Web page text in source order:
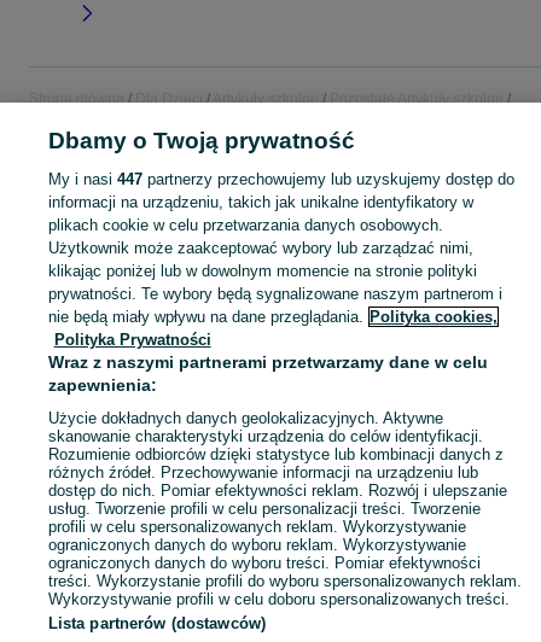
Strona główna Dla Dzieci Artykuły szkolne
Pozostałe Artykuły szkolne
Toruń
KATEGORIA
bidon szkolny,worek na obuwie,śniadaniówka szkolna Zobacz
Mapa kategorii
Mapa miejscowości
Mapa ministron
Popularne wyszukiwania
Dbamy o Twoją prywatność
My i nasi 447partnerzy przechowujemy lub uzyskujemy dostęp do
informacji na urządzeniu, takich jak unikalne identyfikatory w
plikach cookie w celu przetwarzania danych osobowych.
Użytkownik może zaakceptować wybory lub zarządzać nimi,
klikając poniżej lub w dowolnym momencie na stronie polityki
prywatności. Te wybory będą sygnalizowane naszym partnerom i
nie będą miały wpływu na dane przeglądania. Polityka cookies,
Polityka Prywatności
Wraz z naszymi partnerami przetwarzamy dane w celu
zapewnienia:
Użycie dokładnych danych geolokalizacyjnych. Aktywne
skanowanie charakterystyki urządzenia do celów identyfikacji.
Rozumienie odbiorców dzięki statystyce lub kombinacji danych z
różnych źródeł. Przechowywanie informacji na urządzeniu lub
dostęp do nich. Pomiar efektywności reklam. Rozwój i ulepszanie
usług. Tworzenie profili w celu personalizacji treści. Tworzenie
profili w celu spersonalizowanych reklam. Wykorzystywanie
ograniczonych danych do wyboru reklam. Wykorzystywanie
ograniczonych danych do wyboru treści. Pomiar efektywności
treści. Wykorzystanie profili do wyboru spersonalizowanych reklam.
Wykorzystywanie profili w celu doboru spersonalizowanych treści.
Lista partnerów (dostawców)